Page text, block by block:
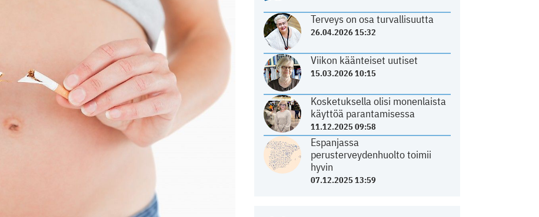
Terveys on osa turvallisuutta
26.04.2026 15:32
Viikon käänteiset uutiset
15.03.2026 10:15
Kosketuksella olisi monenlaista
käyttöä parantamisessa
11.12.2025 09:58
Espanjassa
perusterveydenhuolto toimii
hyvin
07.12.2025 13:59